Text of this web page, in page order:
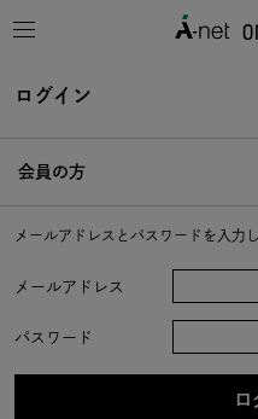
ログイン
会員の方
メールアドレスとパスワードを入力
メールアドレス
パスワード